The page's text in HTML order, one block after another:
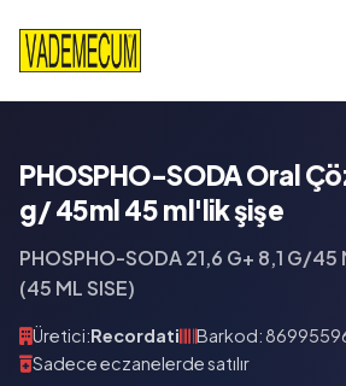
PHOSPHO-SODA Oral
g/ 45ml 45 ml'lik şişe
PHOSPHO-SODA 21,6 G+ 8,1 G/45
(45 ML SISE)
Üretici:Recordati
Barkod:
Sadece eczanelerde satılır